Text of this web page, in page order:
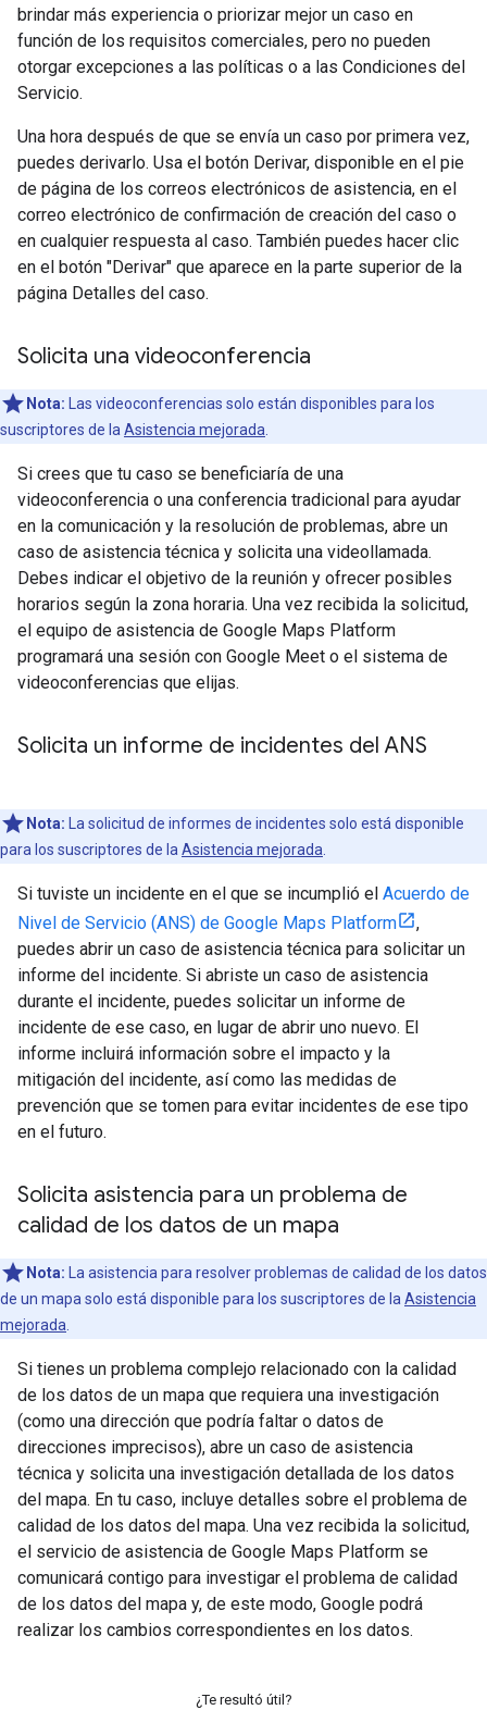
brindar más experiencia o priorizar mejor un caso en
función de los requisitos comerciales, pero no pueden
otorgar excepciones a las políticas o a las Condiciones del
Servicio.
Una hora después de que se envía un caso por primera vez,
puedes derivarlo. Usa el botón Derivar, disponible en el pie
de página de los correos electrónicos de asistencia, en el
correo electrónico de confirmación de creación del caso o
en cualquier respuesta al caso. También puedes hacer clic
en el botón "Derivar" que aparece en la parte superior de la
página Detalles del caso.
Solicita una videoconferencia
Nota: Las videoconferencias solo están disponibles para los
suscriptores de la Asistencia mejorada
Si crees que tu caso se beneficiaría de una
videoconferencia o una conferencia tradicional para ayudar
en la comunicación y la resolución de problemas, abre un
caso de asistencia técnica y solicita una videollamada.
Debes indicar el objetivo de la reunión y ofrecer posibles
horarios según la zona horaria. Una vez recibida la solicitud,
el equipo de asistencia de Google Maps Platform
programará una sesión con Google Meet o el sistema de
videoconferencias que elijas.
Solicita un informe de incidentes del ANS
Nota: La solicitud de informes de incidentes solo está disponible
para los suscriptores de la Asistencia mejorada
Si tuviste un incidente en el que se incumplió el Acuerdo de
Nivel de Servicio (ANS) de Google Maps Platform
,
puedes abrir un caso de asistencia técnica para solicitar un
informe del incidente. Si abriste un caso de asistencia
durante el incidente, puedes solicitar un informe de
incidente de ese caso, en lugar de abrir uno nuevo. El
informe incluirá información sobre el impacto y la
mitigación del incidente, así como las medidas de
prevención que se tomen para evitar incidentes de ese tipo
en el futuro.
Solicita asistencia para un problema de
calidad de los datos de un mapa
Nota: La asistencia para resolver problemas de calidad de los datos
de un mapa solo está disponible para los suscriptores de la Asistencia
mejorada
Si tienes un problema complejo relacionado con la calidad
de los datos de un mapa que requiera una investigación
(como una dirección que podría faltar o datos de
direcciones imprecisos), abre un caso de asistencia
técnica y solicita una investigación detallada de los datos
del mapa. En tu caso, incluye detalles sobre el problema de
calidad de los datos del mapa. Una vez recibida la solicitud,
el servicio de asistencia de Google Maps Platform se
comunicará contigo para investigar el problema de calidad
de los datos del mapa y, de este modo, Google podrá
realizar los cambios correspondientes en los datos.
¿Te resultó útil?